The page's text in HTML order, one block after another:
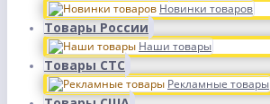
Новинки товаров
Товары России
Наши товары
Товары СТС
Рекламные товары